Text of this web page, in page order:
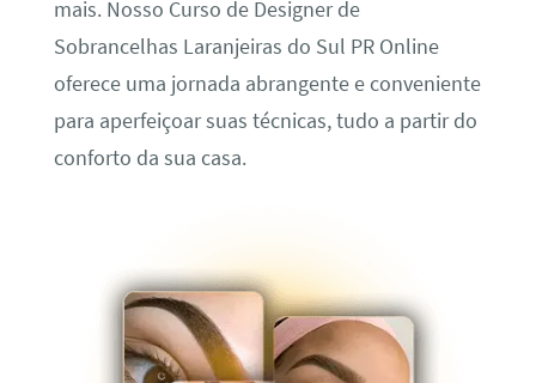
mais. Nosso Curso de Designer de
Sobrancelhas Laranjeiras do Sul PR Online
oferece uma jornada abrangente e conveniente
para aperfeiçoar suas técnicas, tudo a partir do
conforto da sua casa.